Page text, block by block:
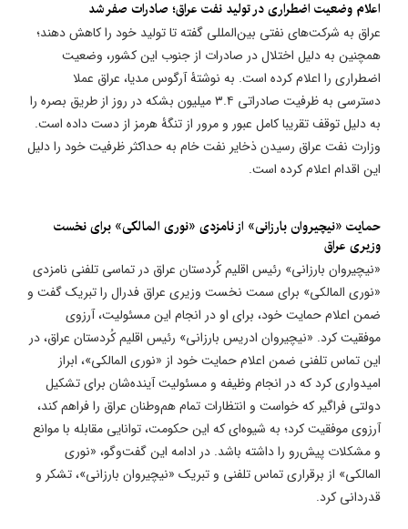
​اعلام وضعیت اضطراری در تولید نفت عراق؛ صادرات صفر شد
عراق به شرکت‌های نفتی بین‌المللی گفته تا تولید خود را کاهش دهند؛
همچنین به دلیل اختلال در صادرات از جنوب این کشور، وضعیت
اضطراری را اعلام کرده است. به نوشتۀ آرگوس مدیا، عراق عملا
دسترسی به ظرفیت صادراتی ۳.۴ میلیون بشکه در روز از طریق بصره را
به دلیل توقف تقریبا کامل عبور و مرور از تنگۀ هرمز از دست داده است.
وزارت نفت عراق رسیدن ذخایر نفت خام به حداکثر ظرفیت خود را دلیل
این اقدام اعلام کرده است.
حمایت «نیچیروان بارزانی» از نامزدی «نوری المالکی» برای نخست
وزیری عراق
«نیچیروان بارزانی» رئیس اقلیم کُردستان عراق در تماسی تلفنی نامزدی
«نوری المالکی» برای سمت نخست وزیری عراق فدرال را تبریک گفت و
ضمن اعلام حمایت خود، برای او در انجام این مسئولیت، آرزوی
موفقیت کرد. «نیچیروان ادریس بارزانی» رئیس اقلیم کُردستان عراق، در
این تماس تلفنی ضمن اعلام حمایت خود از «نوری المالکی»، ابراز
امیدواری کرد که در انجام وظیفه و مسئولیت آینده‌شان برای تشکیل
دولتی فراگیر که خواست و انتظارات تمام هم‌وطنان عراق را فراهم کند،
آرزوی موفقیت کرد؛ به شیوه‌ای که این حکومت، توانایی مقابله با موانع
و مشکلات پیش‌رو را داشته باشد. در ادامه این گفت‌وگو، «نوری
المالکی» از برقراری تماس تلفنی و تبریک «نیچیروان بارزانی»، تشکر و
قدردانی کرد.